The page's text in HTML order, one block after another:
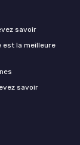
savoir
est la meilleure
savoir